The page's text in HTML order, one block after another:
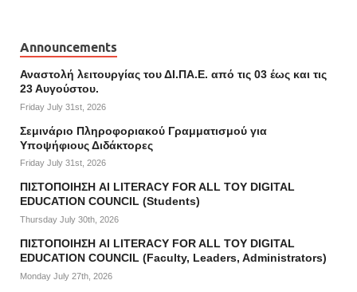
Announcements
Αναστολή λειτουργίας του ΔΙ.ΠΑ.Ε. από τις 03 έως και τις
23 Αυγούστου.
Friday July 31st, 2026
Σεμινάριο Πληροφοριακού Γραμματισμού για
Υποψήφιους Διδάκτορες
Friday July 31st, 2026
ΠΙΣΤΟΠΟΙΗΣΗ AI LITERACY FOR ALL ΤΟΥ DIGITAL
EDUCATION COUNCIL (Students)
Thursday July 30th, 2026
ΠΙΣΤΟΠΟΙΗΣΗ AI LITERACY FOR ALL ΤΟΥ DIGITAL
EDUCATION COUNCIL (Faculty, Leaders, Administrators)
Monday July 27th, 2026